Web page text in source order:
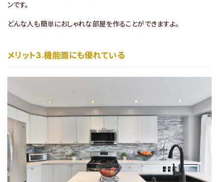
閉じる
ンです。
どんな人も簡単におしゃれな部屋を作ることができますよ。
メリット3.機能面にも優れている